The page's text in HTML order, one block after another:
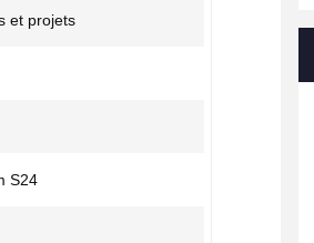
et projets
S24